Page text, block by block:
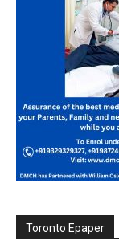
Toronto Epaper